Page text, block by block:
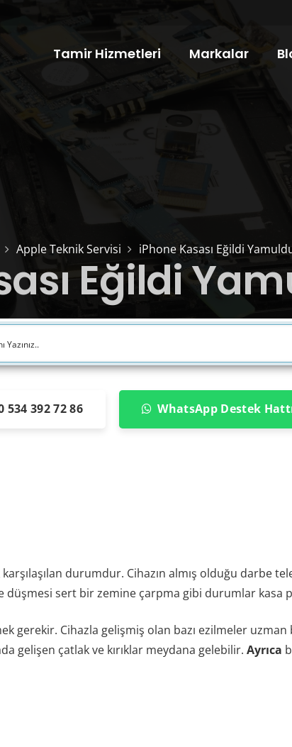
Tamir Hizmetleri Markalar
Apple Teknik Servisi iPhone Kasası Eğildi
Eğildi
534 392 72 86 WhatsApp Destek
durumdur. Cihazın almış olduğu darbe
düşmesi sert bir zemine çarpma gibi durumlar
gerekir. Cihazla gelişmiş olan bazı ezilmeler
gelişen çatlak ve kırıklar meydana gelebilir. Ayrıca